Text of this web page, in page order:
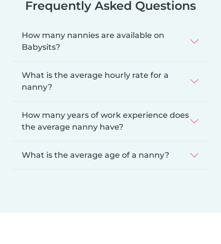
Frequently Asked Questions
How many nannies are available on
Babysits?
What is the average hourly rate for a
nanny?
How many years of work experience does
the average nanny have?
What is the average age of a nanny?